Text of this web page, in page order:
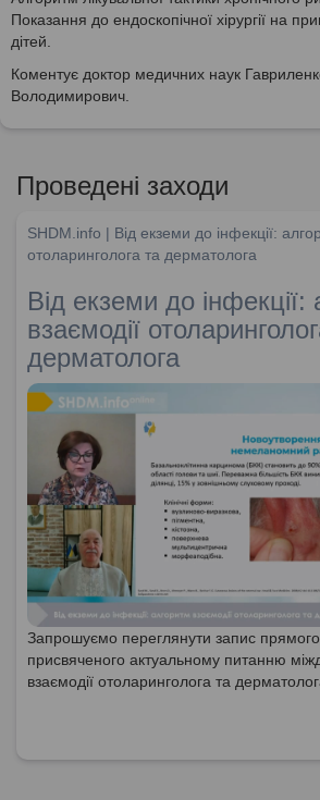
Показання до ендоскопічної хірургії на
дітей.
Коментує доктор медичних наук
Володимирович.
Проведені заходи
SHDM.info | Від екземи до інфекції:
отоларинголога та дерматолога
Від екземи до інфекції:
взаємодії
дерматолога
Запрошуємо переглянути запис прямого
присвяченого актуальному питанню
взаємодії отоларинголога та